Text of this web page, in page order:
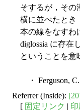
そするが，その
横に並べたとき
本の線をなすわ
diglossia に存在
ということを意
・ Ferguson,
Referrer (Inside):
[ 固定リンク |